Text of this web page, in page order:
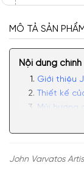
MÔ TẢ SẢN
Nội dung chính
Giới thiệu
Thiết kế
Mùi hương
John Varvatos